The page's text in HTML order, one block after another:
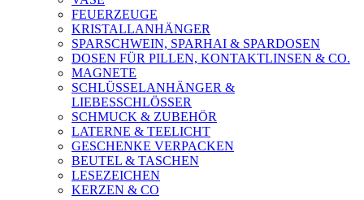
FEUERZEUGE
KRISTALLANHÄNGER
SPARSCHWEIN, SPARHAI & SPARDOSEN
DOSEN FÜR PILLEN, KONTAKTLINSEN & CO.
MAGNETE
SCHLÜSSELANHÄNGER &
LIEBESSCHLÖSSER
SCHMUCK & ZUBEHÖR
LATERNE & TEELICHT
GESCHENKE VERPACKEN
BEUTEL & TASCHEN
LESEZEICHEN
KERZEN & CO